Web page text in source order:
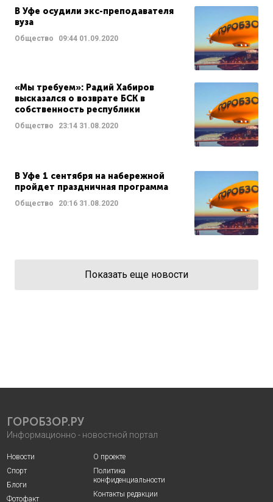
В Уфе осудили экс-преподавателя
вуза
Общество 09:44 01.09.2020
«Мы требуем»: Радий Хабиров
высказался о возврате БСК в
собственность республики
Общество 23:14 31.08.2020
В Уфе 1 сентября на набережной
пройдет праздничная программа
Общество 20:16 31.08.2020
Показать еще новости
ГОРОБЗОР.РУ
Информационно - новостной портал
Новости
Спорт
Блоги
Фотофакт
О проекте
Политика
конфиденциальности
Контакты редакции